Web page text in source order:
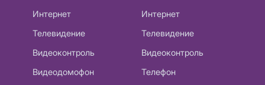
Интернет
Телевидение
Видеоконтроль
Видеодомофон
Интернет
Телевидение
Видеоконтроль
Телефон